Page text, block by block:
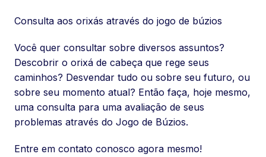
Consulta aos orixás através do jogo de búzios
Você quer consultar sobre diversos assuntos?
Descobrir o orixá de cabeça que rege seus
caminhos? Desvendar tudo ou sobre seu futuro, ou
sobre seu momento atual? Então faça, hoje mesmo,
uma consulta para uma avaliação de seus
problemas através do Jogo de Búzios.
Entre em contato conosco agora mesmo!